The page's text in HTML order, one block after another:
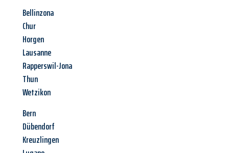
Bellinzona
Chur
Horgen
Lausanne
Rapperswil-Jona
Thun
Wetzikon
Bern
Dübendorf
Kreuzlingen